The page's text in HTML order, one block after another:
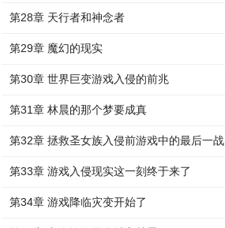
第28章 天行者和神念者
第29章 魔幻的现实
第30章 世界巨变游戏入侵的前兆
第31章 林晨的那个梦要成真
第32章 拯救圣女族入侵前游戏中的最后一战
第33章 游戏入侵现实这一刻终于来了
第34章 游戏降临灾变开始了